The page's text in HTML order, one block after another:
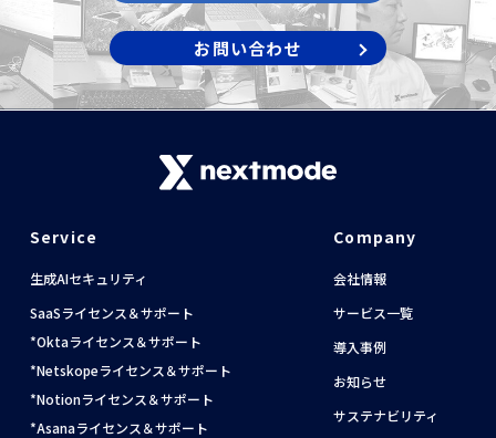
お問い合わせ
Service
生成AIセキュリティ
SaaSライセンス＆サポート
Oktaライセンス＆サポート
Netskopeライセンス＆サポート
Notionライセンス＆サポート
Asanaライセンス＆サポート
Company
会社情報
サービス一覧
導入事例
お知らせ
サステナビリティ